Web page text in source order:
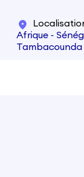
Afrique -
Tambacounda